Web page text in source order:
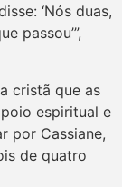
‘Nós duas,
passou’”,
cristã que as
espiritual e
por Cassiane,
de quatro